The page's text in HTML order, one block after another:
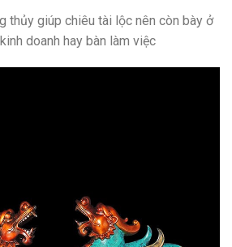
thủy giúp chiêu tài lộc nên còn bày ở
doanh hay bàn làm việc